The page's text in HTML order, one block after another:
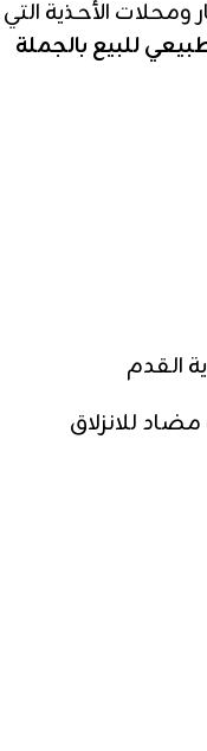
ومحلات الأحذية التي
للبيع بالجملة
القدم
للانزلاق